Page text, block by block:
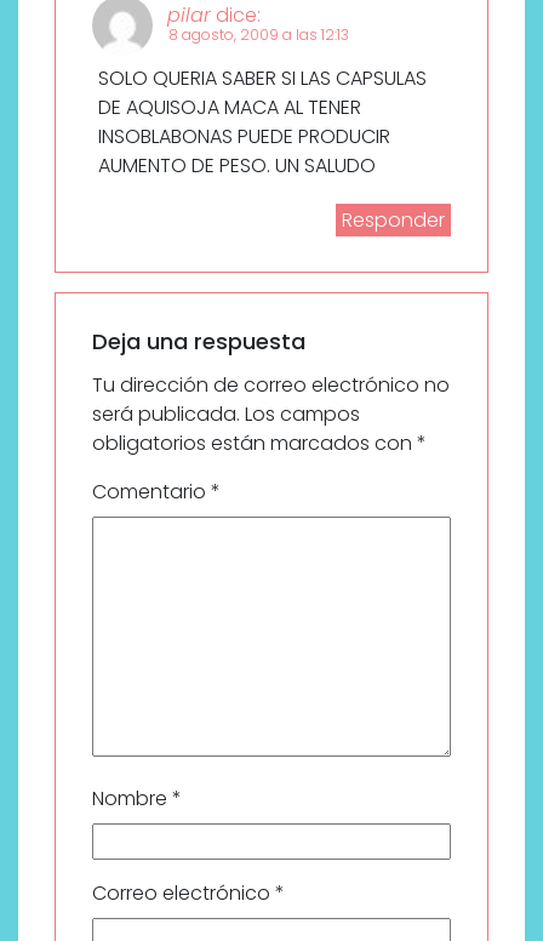
pilar dice:
8 agosto, 2009 a las 12:13
SOLO QUERIA SABER SI LAS CAPSULAS
DE AQUISOJA MACA AL TENER
INSOBLABONAS PUEDE PRODUCIR
AUMENTO DE PESO. UN SALUDO
Responder
Deja una respuesta
Tu dirección de correo electrónico no
será publicada. Los campos
obligatorios están marcados con *
Comentario *
Nombre *
Correo electrónico *